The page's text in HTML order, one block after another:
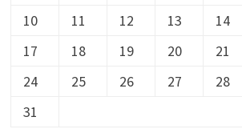
10
11 12 13 14
17
18 19 20 21
24
25 26 27 28
31